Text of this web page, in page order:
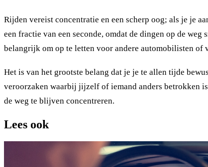
Rijden vereist concentratie en een scherp oog; als je je
een fractie van een seconde, omdat de dingen op de
belangrijk om op te letten voor andere automobilisten
Het is van het grootste belang dat je je te allen tijde
veroorzaken waarbij jijzelf of iemand anders betrokken
de weg te blijven concentreren.
Lees ook